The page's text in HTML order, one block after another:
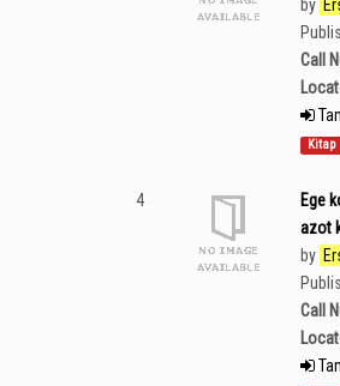
by
Call
Kitap
4
Ege
azot
by
Call